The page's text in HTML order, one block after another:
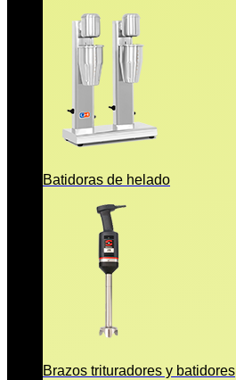
Batidoras de helado
Brazos trituradores y batidores